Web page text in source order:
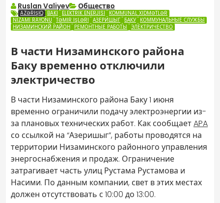
Ruslan Valiyev Общество
AZƏRIŞIQ BAKI ELEKTRIK ENERJISI
KOMMUNAL XIDMƏTLƏR
NIZAMI RAYONU TƏMIR IŞLƏRI АЗЕРИШЫГ БАКУ КОММУНАЛЬНЫЕ СЛУЖБЫ
НИЗАМИНСКИЙ РАЙОН РЕМОНТНЫЕ РАБОТЫ ЭЛЕКТРИЧЕСТВО
В части Низаминского района
Баку временно отключили
электричество
В части Низаминского района Баку 1 июня
временно ограничили подачу электроэнергии из-
за плановых технических работ. Как сообщаетAPA
со ссылкой на “Азеришыг”, работы проводятся на
территории Низаминского районного управления
энергоснабжения и продаж. Ограничение
затрагивает часть улиц Рустама Рустамова и
Насими. По данным компании, свет в этих местах
должен отсутствовать с 10:00 до 13:00.